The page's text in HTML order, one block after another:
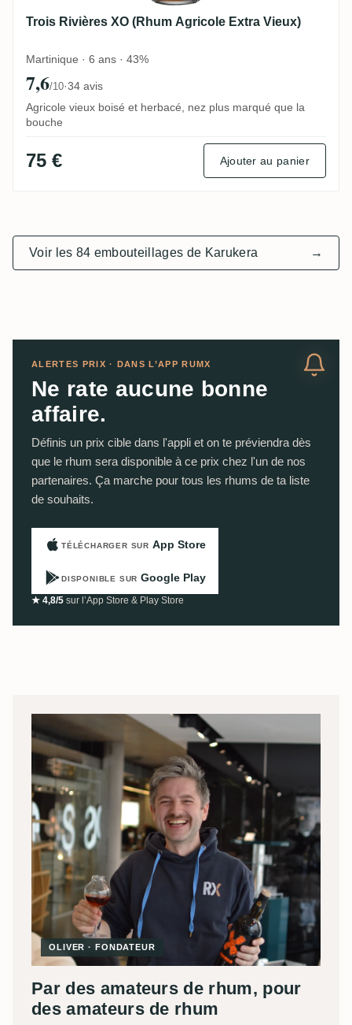
Trois Rivières XO (Rhum Agricole Extra Vieux)
Martinique · 6 ans · 43%
7,6/10·34 avis
Agricole vieux boisé et herbacé, nez plus marqué que la
bouche
75 € Ajouter au panier
Voir les 84 embouteillages de Karukera →
ALERTES PRIX · DANS L’APP RUMX
Ne rate aucune bonne
affaire.
Définis un prix cible dans l'appli et on te préviendra dès
que le rhum sera disponible à ce prix chez l'un de nos
partenaires. Ça marche pour tous les rhums de ta liste
de souhaits.
TÉLÉCHARGER SUR App Store
DISPONIBLE SUR Google Play
★ 4,8/5 sur l’App Store & Play Store
OLIVER · FONDATEUR
Par des amateurs de rhum, pour
des amateurs de rhum